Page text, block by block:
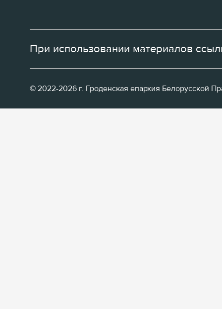
При использовании материалов
© 2022-2026 г. Гроденская епархия Белорусской